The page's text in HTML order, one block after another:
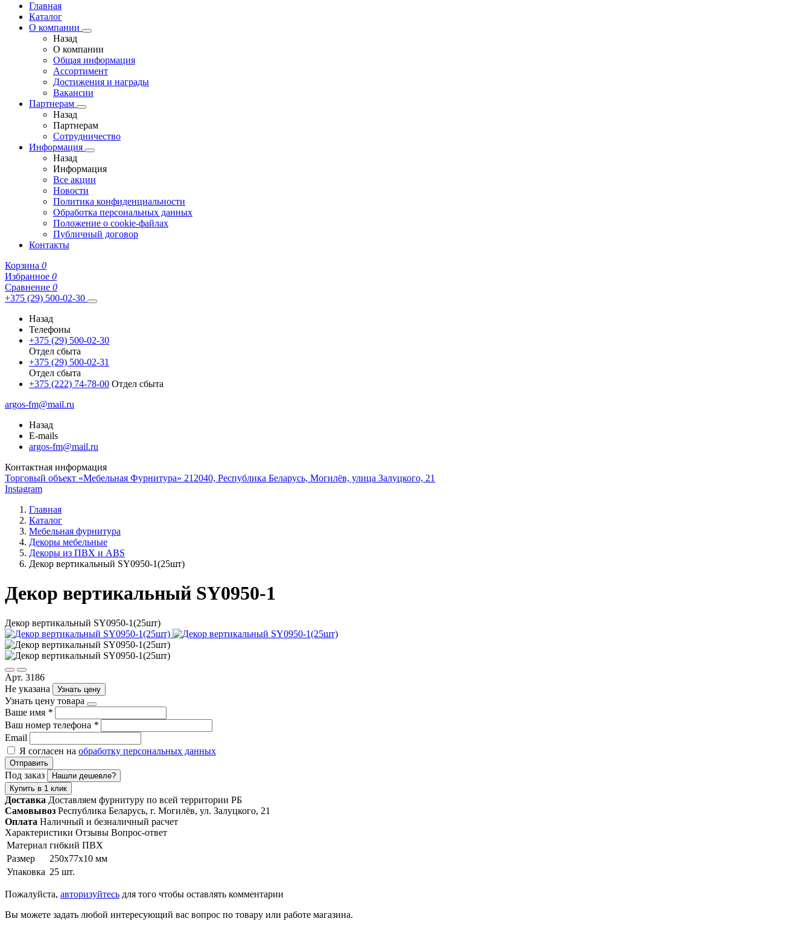
Главная
Каталог
О компании
Назад
О компании
Общая информация
Ассортимент
Достижения и награды
Вакансии
Партнерам
Назад
Партнерам
Сотрудничество
Информация
Назад
Информация
Все акции
Новости
Политика конфиденциальности
Обработка персональных данных
Положение о cookie-файлах
Публичный договор
Контакты
Корзина 0
Избранное 0
Сравнение 0
+375 (29) 500-02-30
Назад
Телефоны
+375 (29) 500-02-30
Отдел сбыта
+375 (29) 500-02-31
Отдел сбыта
+375 (222) 74-78-00 Отдел сбыта
argos-fm@mail.ru
Назад
E-mails
argos-fm@mail.ru
Контактная информация
Торговый объект «Мебельная Фурнитура» 212040, Республика Беларусь, Могилёв, улица Залуцкого, 21
Instagram
Главная
Каталог
Мебельная фурнитура
Декоры мебельные
Декоры из ПВХ и ABS
Декор вертикальный SY0950-1(25шт)
Декор вертикальный SY0950-1
Декор вертикальный SY0950-1(25шт)
Арт. 3186
Не указана
Узнать цену
Узнать цену товара
Ваше имя *
Ваш номер телефона *
Email
Я согласен на обработку персональных данных
Отправить
Под заказ
Нашли дешевле?
Купить в 1 клик
Доставка Доставляем фурнитуру по всей территории РБ
Самовывоз Республика Беларусь, г. Могилёв, ул. Залуцкого, 21
Оплата Наличный и безналичный расчет
Характеристики Отзывы Вопрос-ответ
Материал гибкий ПВХ
Размер
250х77х10 мм
Упаковка 25 шт.
Пожалуйста, авторизуйтесь для того чтобы оставлять комментарии
Вы можете задать любой интересующий вас вопрос по товару или работе магазина.